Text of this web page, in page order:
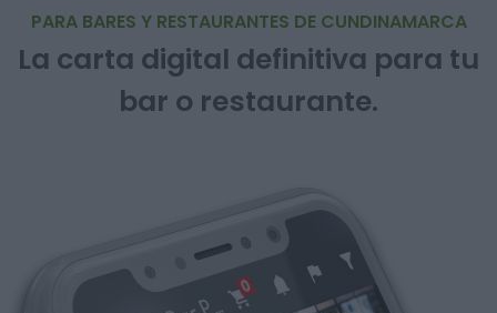
PARA BARES Y RESTAURANTES DE CUNDINAMARCA
La carta digital definitiva para tu
bar o restaurante.